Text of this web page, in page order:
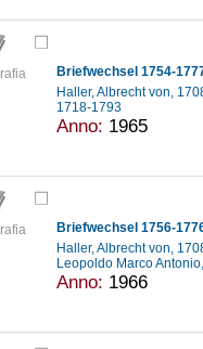
Briefwechsel 1754-
Haller, Albrecht von,
1718-1793
Anno: 1965
Briefwechsel 1756-
Haller, Albrecht von,
Leopoldo Marco
Anno: 1966